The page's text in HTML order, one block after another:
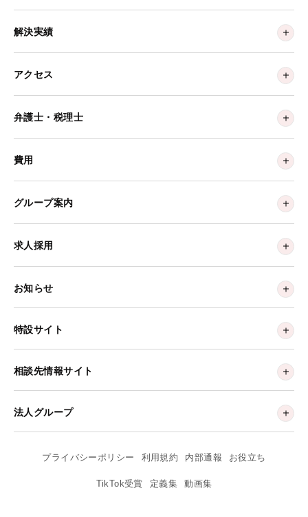
解決実績
アクセス
弁護士・税理士
費用
グループ案内
求人採用
お知らせ
特設サイト
相談先情報サイト
法人グループ
プライバシーポリシー 利用規約 内部通報 お役立ち
TikTok受賞 定義集 動画集